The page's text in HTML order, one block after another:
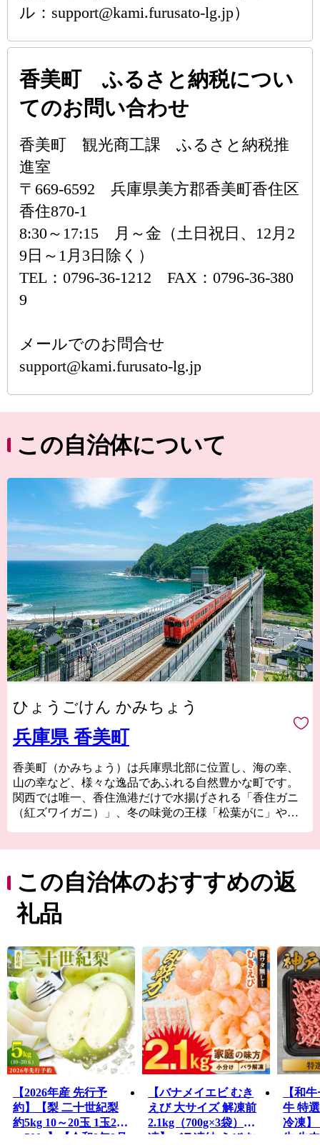
ル：support@kami.furusato-lg.jp）
香美町 ふるさと納税につい
てのお問い合わせ
香美町 観光商工課 ふるさと納税推
進室
〒669-6592 兵庫県美方郡香美町香住区
香住870-1
8:30～17:15 月～金（土日祝日、12月2
9日～1月3日除く）
TEL：0796-36-1212 FAX：0796-36-380
9
メールでのお問合せ
support@kami.furusato-lg.jp
この自治体について
ひょうごけん かみちょう
兵庫県 香美町
香美町（かみちょう）は兵庫県北部に位置し、海の幸、
山の幸など、様々な逸品であふれる自然豊かな町です。
関西では唯一、香住漁港だけで水揚げされる「香住ガニ
（紅ズワイガニ）」、冬の味覚の王様「松葉がに」や、
通してお楽しみください。
この自治体のおすすめの返
礼品
【2026年産 先行予
約】【梨 二十世紀梨
約5kg 10～20玉 1玉250
～500g】【令和8年8月
【バナメイエビ むき
えび 大サイズ 解凍前
2.1kg（700g×3袋）冷
凍】バラ凍結 えび む
【和
牛 特
冷凍】
牛 牛